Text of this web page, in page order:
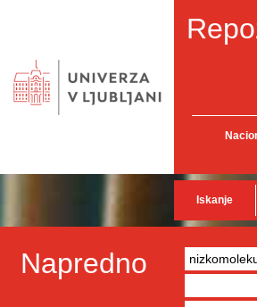
Iskanje
Napredno